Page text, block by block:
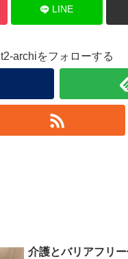
LINE
t2-archiをフォローする
介護とバリアフリ